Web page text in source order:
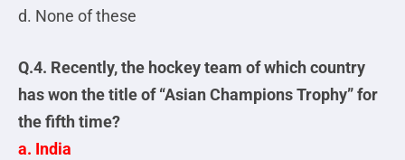
d. None of these
Q.4. Recently, the hockey team of which country
has won the title of “Asian Champions Trophy” for
the fifth time?
a. India